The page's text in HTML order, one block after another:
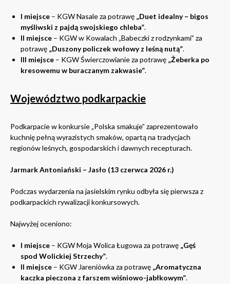
I miejsce – KGW Nasale za potrawę „Duet idealny – bigos
myśliwski z pajdą swojskiego chleba”.
II miejsce – KGW w Kowalach „Babeczki z rodzynkami” za
potrawę „Duszony policzek wołowy z leśną nutą”.
III miejsce – KGW Świerczowianie za potrawę „Żeberka po
kresowemu w buraczanym zakwasie”.
Województwo podkarpackie
Podkarpacie w konkursie „Polska smakuje” zaprezentowało
kuchnię pełną wyrazistych smaków, opartą na tradycjach
regionów leśnych, gospodarskich i dawnych recepturach.
Jarmark Antoniański – Jasło (13 czerwca 2026 r.)
Podczas wydarzenia na jasielskim rynku odbyła się pierwsza z
podkarpackich rywalizacji konkursowych.
Najwyżej oceniono:
I miejsce – KGW Moja Wolica Ługowa za potrawę „Gęś
spod Wolickiej Strzechy”.
II miejsce – KGW Jareniówka za potrawę „Aromatyczna
kaczka pieczona z farszem wiśniowo-jabłkowym”.